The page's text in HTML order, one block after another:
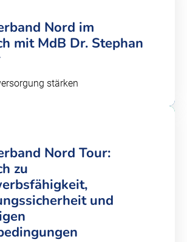
Nord im
mit MdB Dr. Stephan
stärken
Nord Tour:
zu
und